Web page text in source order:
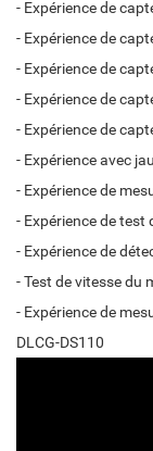
- Expérience de
- Expérience de
- Expérience de
- Expérience de
- Expérience de
- Expérience avec
- Expérience de
- Expérience de test
- Expérience de
- Test de vitesse du
- Expérience de
DLCG-DS110